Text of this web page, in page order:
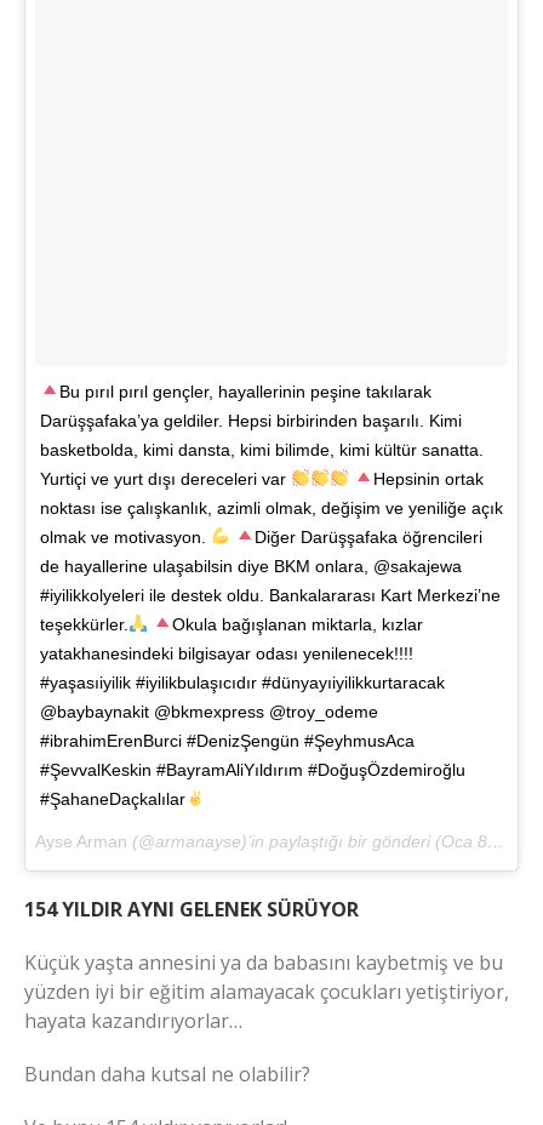
Bu pırıl pırıl gençler, hayallerinin peşine takılarak
Darüşşafaka’ya geldiler. Hepsi birbirinden başarılı. Kimi
basketbolda, kimi dansta, kimi bilimde, kimi kültür sanatta.
Yurtiçi ve yurt dışı dereceleri var
Hepsinin ortak
noktası ise çalışkanlık, azimli olmak, değişim ve yeniliğe açık
olmak ve motivasyon.
Diğer Darüşşafaka öğrencileri
de hayallerine ulaşabilsin diye BKM onlara, @sakajewa
#iyilikkolyeleri ile destek oldu. Bankalararası Kart Merkezi’ne
teşekkürler.
Okula bağışlanan miktarla, kızlar
yatakhanesindeki bilgisayar odası yenilenecek!!!!
#yaşasıiyilik #iyilikbulaşıcıdır #dünyayıiyilikkurtaracak
@baybaynakit @bkmexpress @troy_odeme
#ibrahimErenBurci #DenizŞengün #ŞeyhmusAca
#ŞevvalKeskin #BayramAliYıldırım #DoğuşÖzdemiroğlu
#ŞahaneDaçkalılar
Ayse Arman (@armanayse)’in paylaştığı bir gönderi (Oca 8, 2018 at 11:03öö PST
154 YILDIR AYNI GELENEK SÜRÜYOR
Küçük yaşta annesini ya da babasını kaybetmiş ve bu
yüzden iyi bir eğitim alamayacak çocukları yetiştiriyor,
hayata kazandırıyorlar…
Bundan daha kutsal ne olabilir?